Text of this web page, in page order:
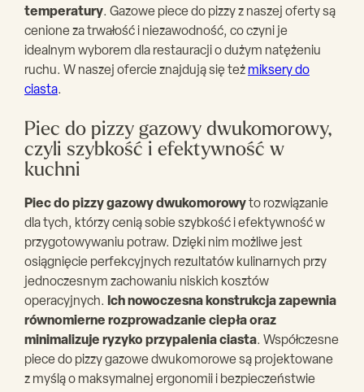
temperatury. Gazowe piece do pizzy z naszej oferty są
cenione za trwałość i niezawodność, co czyni je
idealnym wyborem dla restauracji o dużym natężeniu
ruchu. W naszej ofercie znajdują się też miksery do
ciasta.
Piec do pizzy gazowy dwukomorowy,
czyli szybkość i efektywność w
kuchni
Piec do pizzy gazowy dwukomorowyto rozwiązanie
dla tych, którzy cenią sobie szybkość i efektywność w
przygotowywaniu potraw. Dzięki nim możliwe jest
osiągnięcie perfekcyjnych rezultatów kulinarnych przy
jednoczesnym zachowaniu niskich kosztów
operacyjnych. Ich nowoczesna konstrukcja zapewnia
równomierne rozprowadzanie ciepła oraz
minimalizuje ryzyko przypalenia ciasta. Współczesne
piece do pizzy gazowe dwukomorowe są projektowane
z myślą o maksymalnej ergonomii i bezpieczeństwie